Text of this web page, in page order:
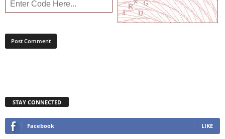
STAY CONNECTED
Facebook LIKE